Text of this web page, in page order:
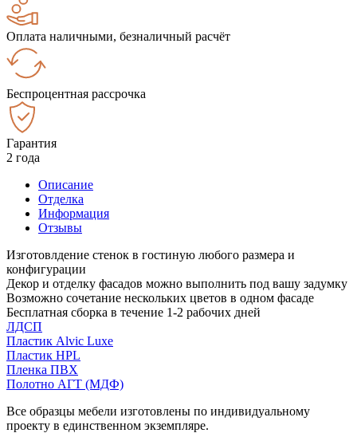
Оплата наличными, безналичный расчёт
Беспроцентная рассрочка
Гарантия
2 года
Описание
Отделка
Информация
Отзывы
Изготовлдение стенок в гостиную любого размера и
конфигурации
Декор и отделку фасадов можно выполнить под вашу задумку
Возможно сочетание нескольких цветов в одном фасаде
Бесплатная сборка в течение 1-2 рабочих дней
ЛДСП
Пластик Alvic Luxe
Пластик HPL
Пленка ПВХ
Полотно АГТ (МДФ)
Все образцы мебели изготовлены по индивидуальному
проекту в единственном экземпляре.